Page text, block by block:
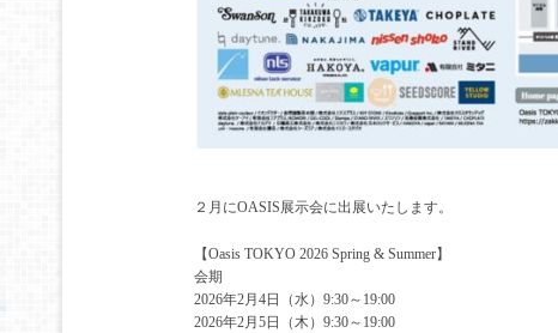
２月にOASIS展示会に出展いたします。
【Oasis TOKYO 2026 Spring & Summer】
会期
2026年2月4日（水）9:30～19:00
2026年2月5日（木）9:30～19:00